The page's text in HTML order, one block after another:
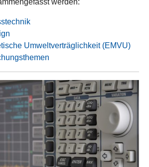
werden:
Umweltverträglichkeit (EMVU)